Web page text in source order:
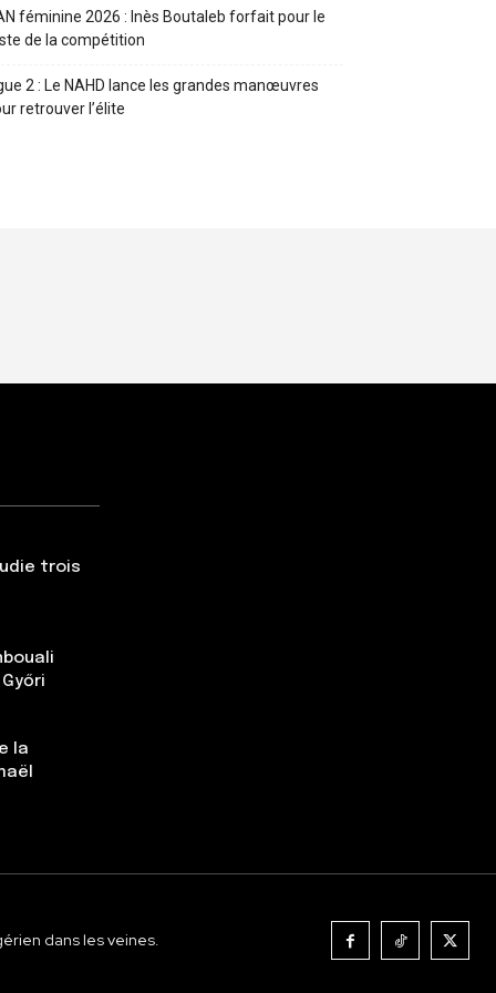
féminine 2026 : Inès Boutaleb forfait pour le
de la compétition
2 : Le NAHD lance les grandes manœuvres
retrouver l’élite
trois
la
dans les veines.